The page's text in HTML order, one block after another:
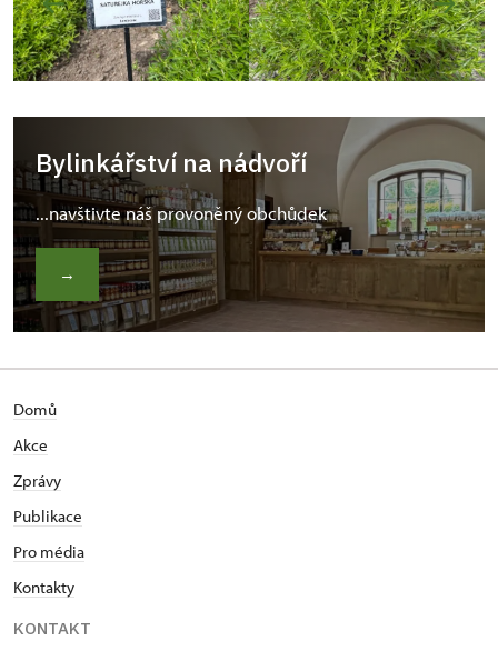
Bylinkářství na nádvoří
...navštivte náš provoněný obchůdek
→
Domů
Akce
Zprávy
Publikace
Pro média
Kontakty
KONTAKT